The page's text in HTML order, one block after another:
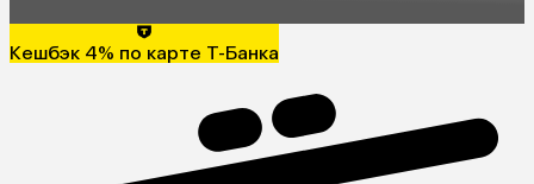
Кешбэк 4% по карте Т-Банка